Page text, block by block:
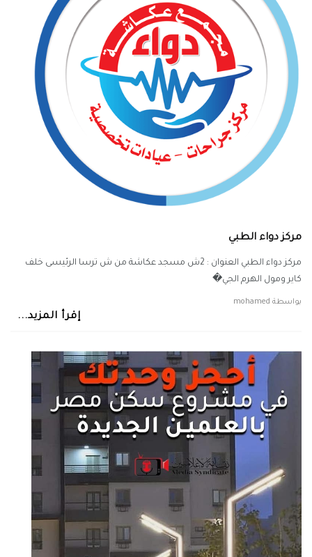
مركز دواء الطبي
مركز دواء الطبي العنوان : 2ش مسجد عكاشة من ش ترسا الرئيسى خلف
كاير ومول الهرم الجي�
بواسطة mohamed
إقرأ المزيد...